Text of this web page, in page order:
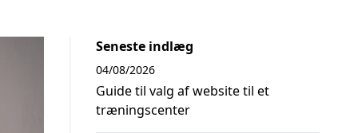
Seneste indlæg
Guide til valg af website til et
træningscenter
04/08/2026